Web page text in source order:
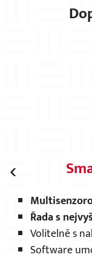
Řada s
Volitelně s
Software
‹